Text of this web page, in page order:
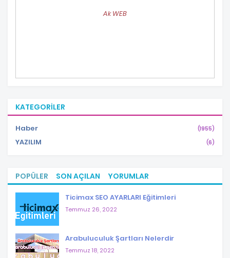
Ak WEB
KATEGORILER
Haber (1955)
YAZILIM (6)
POPÜLER SON AÇILAN YORUMLAR
Ticimax SEO AYARLARI Eğitimleri
Temmuz 26, 2022
Arabuluculuk Şartları Nelerdir
Temmuz 18, 2022